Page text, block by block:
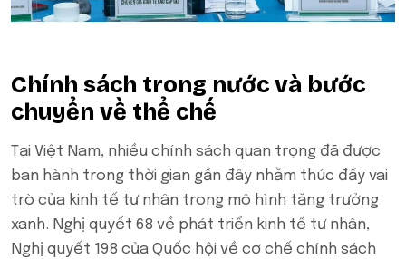
Chính sách trong nước và bước
chuyển về thể chế
Tại Việt Nam, nhiều chính sách quan trọng đã được
ban hành trong thời gian gần đây nhằm thúc đẩy vai
trò của kinh tế tư nhân trong mô hình tăng trưởng
xanh. Nghị quyết 68 về phát triển kinh tế tư nhân,
Nghị quyết 198 của Quốc hội về cơ chế chính sách